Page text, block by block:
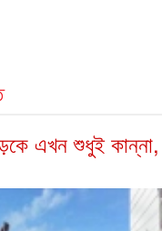
এখন শুধুই